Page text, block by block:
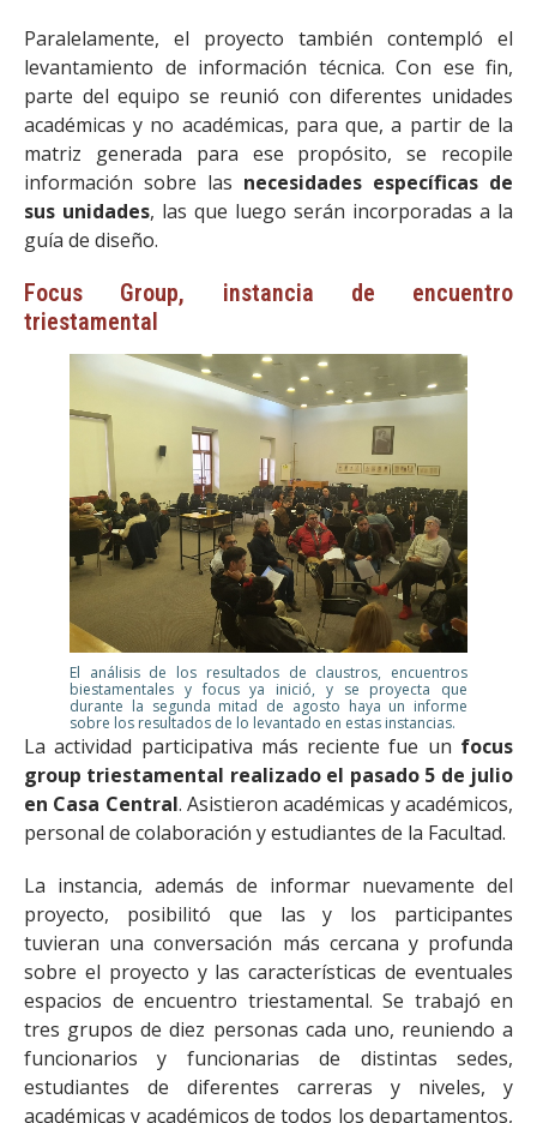
Paralelamente, el proyecto también contempló el
levantamiento de información técnica. Con ese fin,
parte del equipo se reunió con diferentes unidades
académicas y no académicas, para que, a partir de la
matriz generada para ese propósito, se recopile
información sobre las necesidades específicas de
sus unidades, las que luego serán incorporadas a la
guía de diseño.
Focus Group, instancia de encuentro
triestamental
El análisis de los resultados de claustros, encuentros
biestamentales y focus ya inició, y se proyecta que
durante la segunda mitad de agosto haya un informe
sobre los resultados de lo levantado en estas instancias.
La actividad participativa más reciente fue un focus
group triestamental realizado el pasado 5 de julio
en Casa Central. Asistieron académicas y académicos,
personal de colaboración y estudiantes de la Facultad.
La instancia, además de informar nuevamente del
proyecto, posibilitó que las y los participantes
tuvieran una conversación más cercana y profunda
sobre el proyecto y las características de eventuales
espacios de encuentro triestamental. Se trabajó en
tres grupos de diez personas cada uno, reuniendo a
funcionarios y funcionarias de distintas sedes,
estudiantes de diferentes carreras y niveles, y
académicas y académicos de todos los departamentos,